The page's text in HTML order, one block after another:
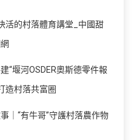
活的村落體育講堂_中國甜
“堰河OSDER奧斯德零件報
造村落共富圈
｜“有牛哥”守護村落農作物